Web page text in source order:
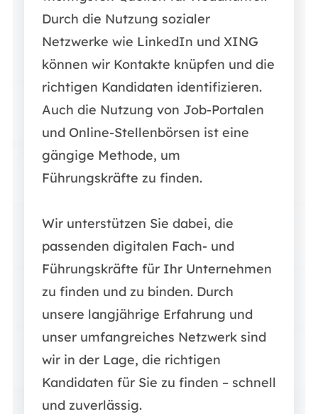
Durch die Nutzung sozialer
Netzwerke wie LinkedIn und XING
können wir Kontakte knüpfen und die
richtigen Kandidaten identifizieren.
Auch die Nutzung von Job-Portalen
und Online-Stellenbörsen ist eine
gängige Methode, um
Führungskräfte zu finden.
Wir unterstützen Sie dabei, die
passenden digitalen Fach- und
Führungskräfte für Ihr Unternehmen
zu finden und zu binden. Durch
unsere langjährige Erfahrung und
unser umfangreiches Netzwerk sind
wir in der Lage, die richtigen
Kandidaten für Sie zu finden – schnell
und zuverlässig.